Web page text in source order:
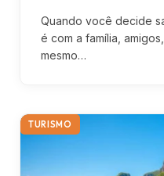
Quando você decide
é com a família,
mesmo…
TURISMO